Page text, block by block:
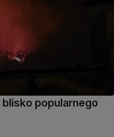
popularnego